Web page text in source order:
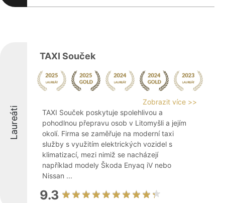
Laureáti
TAXI Souček
Zobrazit více >>
TAXI Souček poskytuje spolehlivou a
pohodlnou přepravu osob v Litomyšli a jejím
okolí. Firma se zaměřuje na moderní taxi
služby s využitím elektrických vozidel s
klimatizací, mezi nimiž se nacházejí
například modely Škoda Enyaq iV nebo
Nissan ...
9.3